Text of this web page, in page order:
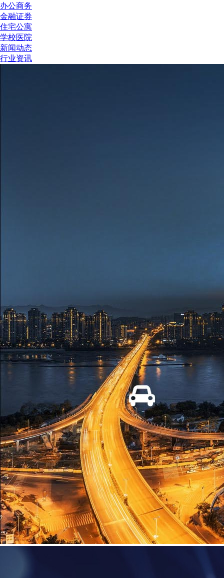
办公商务
金融证券
住宅公寓
学校医院
新闻动态
行业资讯